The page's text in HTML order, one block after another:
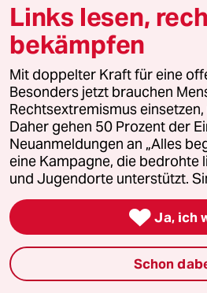
Aktuelles
Die Seitenwende
Stellen
Presse
Unterstützen
Links lesen,
bekämpfen
Mit doppelter Kraft für eine
Besonders jetzt brauchen
Rechtsextremismus
Daher gehen 50 Prozent der
Neuanmeldungen an „Alles
eine Kampagne, die bedrohte
und Jugendorte unterstützt.
 Ja, ich
Schon